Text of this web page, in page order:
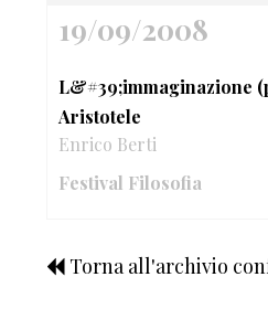
19/09/2008
L&#39;immaginazione
Aristotele
Enrico Berti
Festival Filosofia
Torna all'archivio